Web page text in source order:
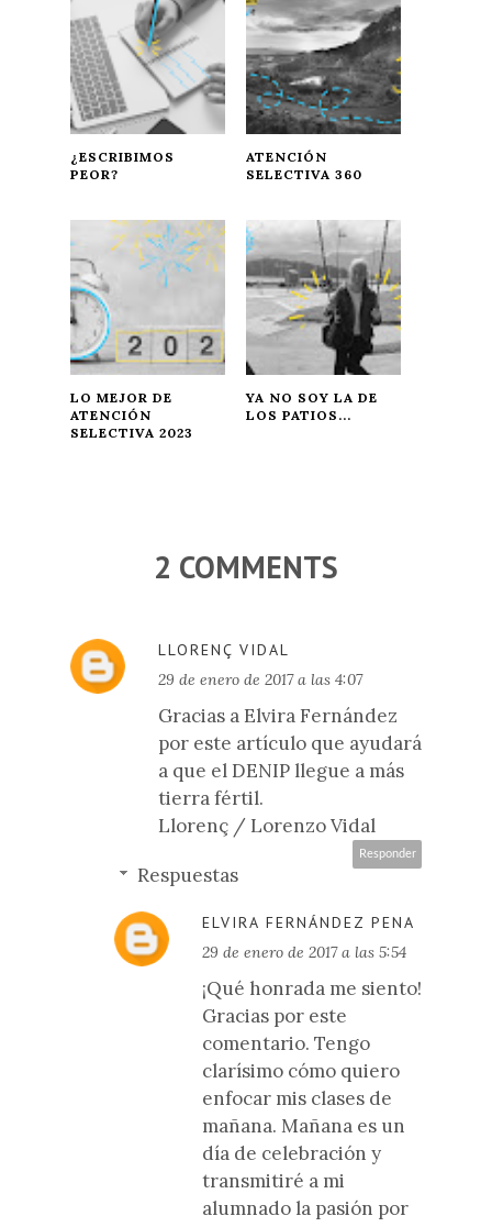
¿ESCRIBIMOS
PEOR?
ATENCIÓN
SELECTIVA 360
LO MEJOR DE
ATENCIÓN
SELECTIVA 2023
YA NO SOY LA DE
LOS PATIOS...
2 COMMENTS
LLORENÇ VIDAL
29 de enero de 2017 a las 4:07
Gracias a Elvira Fernández
por este artículo que ayudará
a que el DENIP llegue a más
tierra fértil.
Llorenç / Lorenzo Vidal
Responder
Respuestas
ELVIRA FERNÁNDEZ PENA
29 de enero de 2017 a las 5:54
¡Qué honrada me siento!
Gracias por este
comentario. Tengo
clarísimo cómo quiero
enfocar mis clases de
mañana. Mañana es un
día de celebración y
transmitiré a mi
alumnado la pasión por